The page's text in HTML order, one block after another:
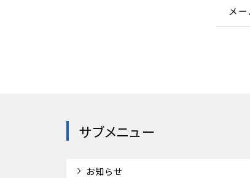
メー
サブメニュー
お知らせ